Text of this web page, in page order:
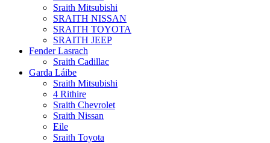
Sraith Mitsubishi
SRAITH NISSAN
SRAITH TOYOTA
SRAITH JEEP
Fender Lasrach
Sraith Cadillac
Garda Láibe
Sraith Mitsubishi
4 Rithire
Sraith Chevrolet
Sraith Nissan
Eile
Sraith Toyota